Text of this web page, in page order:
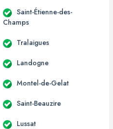
Saint-Étienne-des-
Champs
Tralaigues
Landogne
Montel-de-Gelat
Saint-Beauzire
Lussat